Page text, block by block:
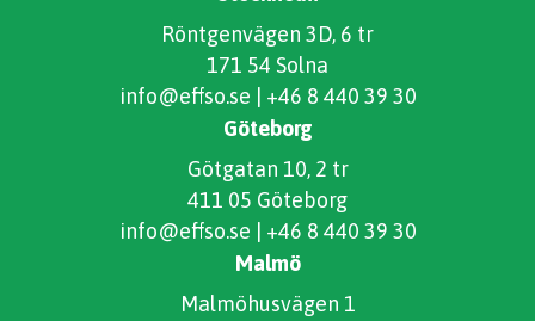
Röntgenvägen 3D, 6 tr
171 54 Solna
info@effso.se
+46 8 440 39 30
Göteborg
Götgatan 10, 2 tr
411 05 Göteborg
info@effso.se
+46 8 440 39 30
Malmö
Malmöhusvägen 1